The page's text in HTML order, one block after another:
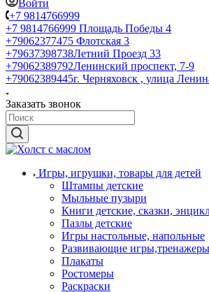
Войти
+7 9814766999
+7 9814766999 Площадь Победы 4
+79062377475 Флотская 3
+79637398738Летний Проезд 33
+79062389792Ленинский проспект, 7-9
+79062389445г. Черняховск , улица
Заказать звонок
Игры, игрушки, товары для детей
Штампы детские
Мыльные пузыри
Книги детские, сказки,
Пазлы детские
Игры настольные, напольные
Развивающие
Плакаты
Ростомеры
Раскраски